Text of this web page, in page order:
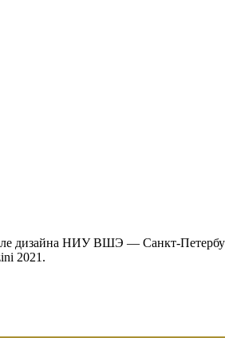
дизайна НИУ ВШЭ — Санкт-
2021.